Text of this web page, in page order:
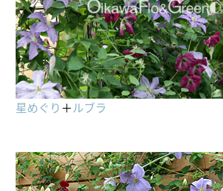
星めぐり ＋ルブラ